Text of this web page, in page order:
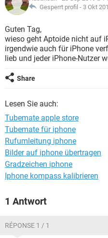
FACEBOOK
WHATSAPP
FACEBOOK
ANDROID
WHATSAPP
FACEBOOK
SPIELE
ANDROID
WINDOWS 10
WHATSAPP
FACEBOOK
Gesperrt profil - 3 Okt
Guten Tag,
wieso geht Aptoide nicht auf
irgendwie auch für iPhone
lieb und jeder iPhone-Nutzer
Share
Lesen Sie auch:
Tubemate apple store
Tubemate für iphone
Rufumleitung iphone
Bilder auf iphone übertragen
Gradzeichen iphone
Iphone kompass kalibrieren
1 Antwort
RÉPONSE 1 / 1